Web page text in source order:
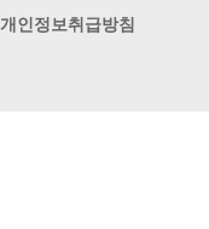
개인정보취급방침